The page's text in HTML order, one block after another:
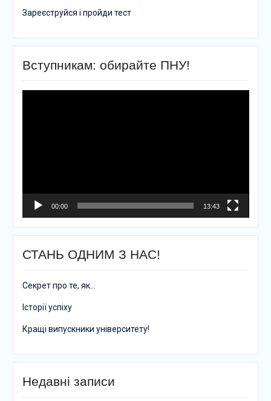
Зареєструйся і пройди тест
Вступникам: обирайте ПНУ!
00:00 13:43
СТАНЬ ОДНИМ З НАС!
Секрет про те, як…
Історії успіху
Кращі випускники університету!
Недавні записи